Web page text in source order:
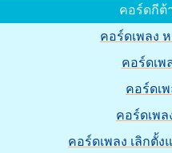
คอร์ดกีต้า
คอร์ดเพลง
คอร์ดเพ
คอร์ดเ
คอร์ดเพ
คอร์ดเพลง เลิกตั้ง